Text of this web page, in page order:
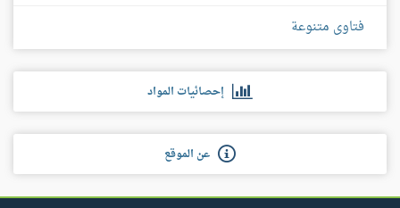
فتاوى متنوعة
إحصائيات المواد
عن الموقع